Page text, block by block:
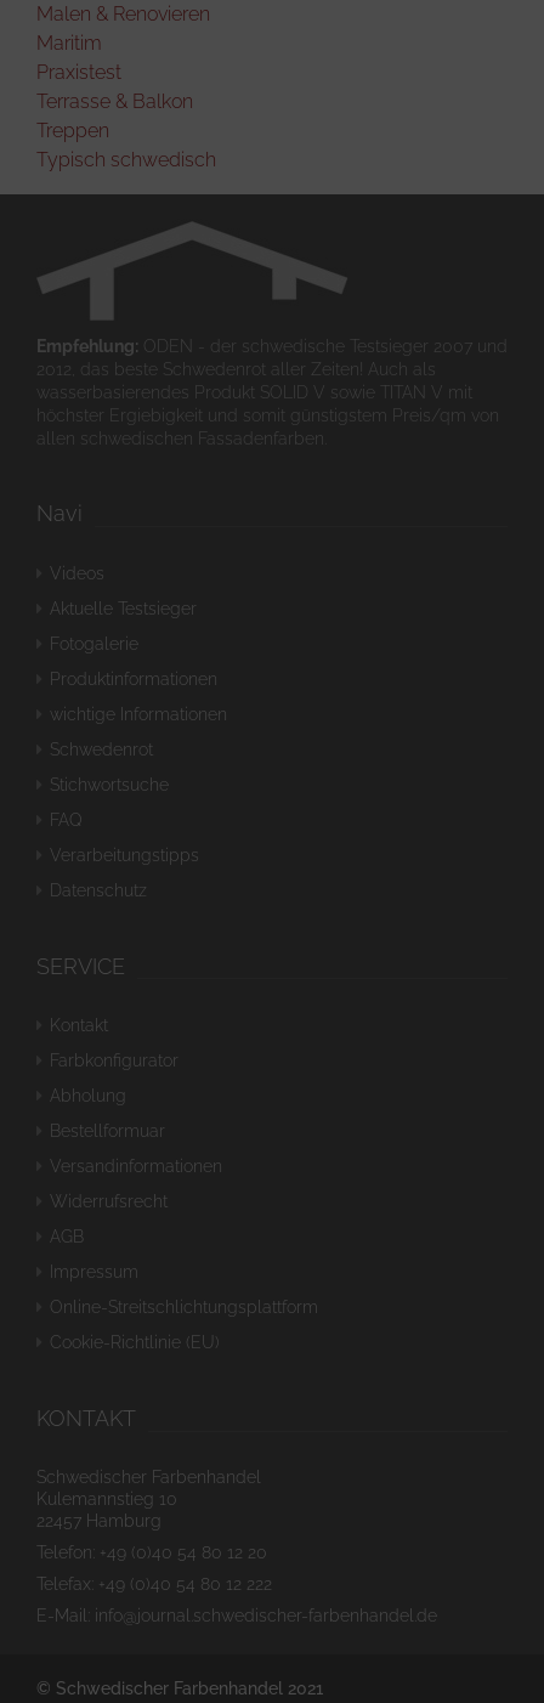
Malen & Renovieren
Maritim
Praxistest
Terrasse & Balkon
Treppen
Typisch schwedisch
Empfehlung: ODEN - der schwedische Testsieger 2007 und
2012, das beste Schwedenrot aller Zeiten! Auch als
wasserbasierendes Produkt SOLID V sowie TITAN V mit
höchster Ergiebigkeit und somit günstigstem Preis/qm von
allen schwedischen Fassadenfarben.
Navi
Videos
Aktuelle Testsieger
Fotogalerie
Produktinformationen
wichtige Informationen
Schwedenrot
Stichwortsuche
FAQ
Verarbeitungstipps
Datenschutz
SERVICE
Kontakt
Farbkonfigurator
Abholung
Bestellformuar
Versandinformationen
Widerrufsrecht
AGB
Impressum
Online-Streitschlichtungsplattform
Cookie-Richtlinie (EU)
KONTAKT
Schwedischer Farbenhandel
Kulemannstieg 10
22457 Hamburg
Telefon: +49 (0)40 54 80 12 20
Telefax: +49 (0)40 54 80 12 222
E-Mail: info@journal.schwedischer-farbenhandel.de
© Schwedischer Farbenhandel 2021